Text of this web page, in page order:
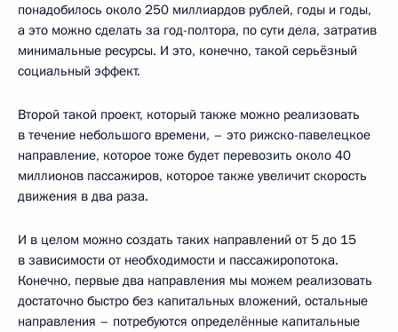
понадобилось около 250 миллиардов рублей, годы и годы,
а это можно сделать за год-полтора, по сути дела, затратив
минимальные ресурсы. И это, конечно, такой серьёзный
социальный эффект.
Второй такой проект, который также можно реализовать
в течение небольшого времени, – это рижско-павелецкое
направление, которое тоже будет перевозить около 40
миллионов пассажиров, которое также увеличит скорость
движения в два раза.
И в целом можно создать таких направлений от 5 до 15
в зависимости от необходимости и пассажиропотока.
Конечно, первые два направления мы можем реализовать
достаточно быстро без капитальных вложений, остальные
направления – потребуются определённые капитальные